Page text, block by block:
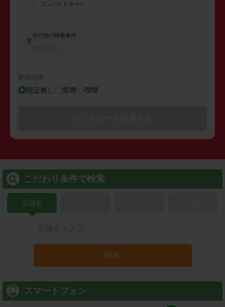
コンパクトカー
その他の検索条件
禁煙/喫煙
指定無し 禁煙 喫煙
こだわり条件で検索
店舗名
検索
スマートフォン